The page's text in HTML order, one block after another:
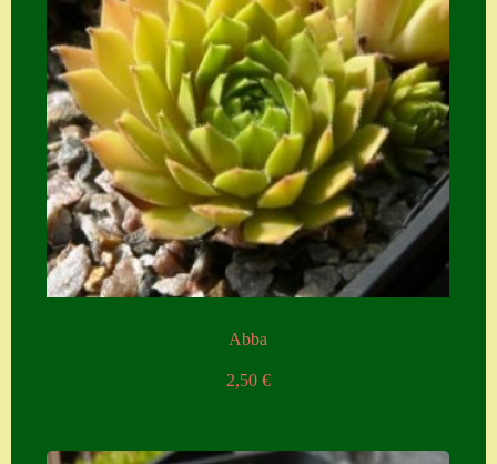
Zahlungs- &
Versandinfos
Zubehör
Zubehör
Abba
2,50 €